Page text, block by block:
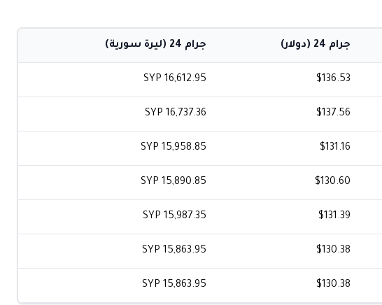
جرام 24 (دولار) جرام 24 (ليرة سورية)
$136.53
SYP 16,612.95
$137.56
SYP 16,737.36
$131.16
SYP 15,958.85
$130.60
SYP 15,890.85
$131.39
SYP 15,987.35
$130.38
SYP 15,863.95
$130.38
SYP 15,863.95